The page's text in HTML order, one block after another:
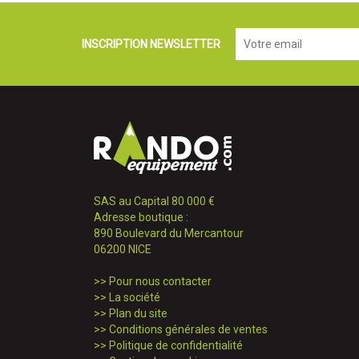
INSCRIPTION NEWSLETTER
SAS au Capital 80 000 €
Adresse boutique :
890 Boulevard du Mercantour
06200 NICE
>> Pour nous contacter
>>
La société
>> Plan du site
>> Conditions générales de ventes
>> Politique de confidentialité